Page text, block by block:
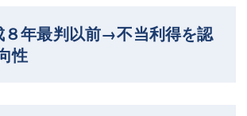
年最判以前→不当利得を認
性